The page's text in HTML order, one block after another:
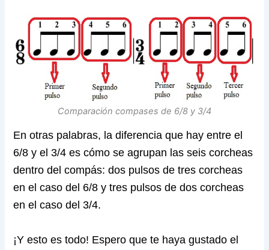
Comparación compases de 6/8 y 3/4
En otras palabras, la diferencia que hay entre el
6/8 y el 3/4 es cómo se agrupan las seis corcheas
dentro del compás: dos pulsos de tres corcheas
en el caso del 6/8 y tres pulsos de dos corcheas
en el caso del 3/4.
¡Y esto es todo! Espero que te haya gustado el